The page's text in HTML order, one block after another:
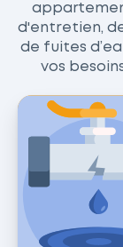
d'entretien,
de fuites
vos